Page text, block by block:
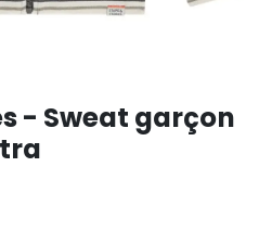
- Sweat garçon